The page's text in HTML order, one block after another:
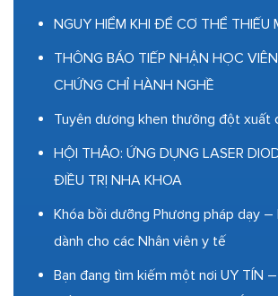
NGUY HIỂM KHI ĐỂ CƠ THỂ THIẾU
THÔNG BÁO TIẾP NHẬN HỌC
CHỨNG CHỈ HÀNH NGHỀ
Tuyên dương khen thưởng đột xuất
HỘI THẢO: ỨNG DỤNG LASER
ĐIỀU TRỊ NHA KHOA
Khóa bồi dưỡng Phương pháp dạy –
dành cho các Nhân viên y tế
Bạn đang tìm kiếm một nơi UY TÍN